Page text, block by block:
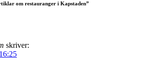
om restauranger i Kapstaden”
skriver: